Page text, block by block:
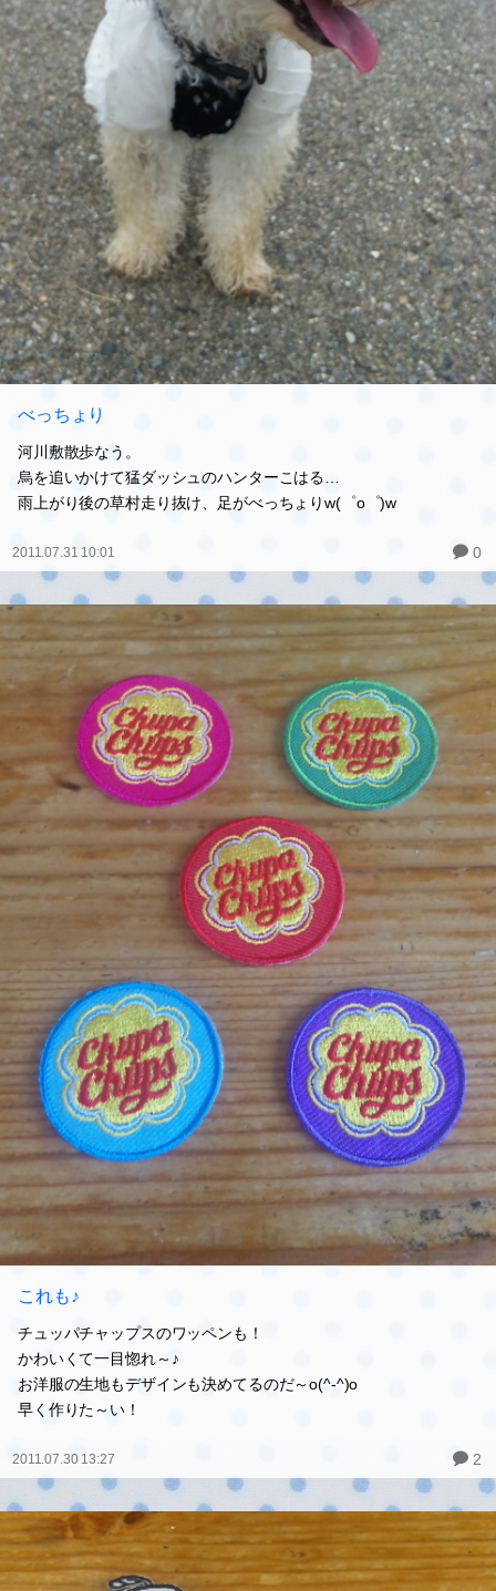
べっちょり
河川敷散歩なう。
烏を追いかけて猛ダッシュのハンターこはる…
雨上がり後の草村走り抜け、足がべっちょりw(゜o゜)w
2011.07.31 10:01 0
これも♪
チュッパチャップスのワッペンも！
かわいくて一目惚れ～♪
お洋服の生地もデザインも決めてるのだ～o(^-^)o
早く作りた～い！
2011.07.30 13:27 2